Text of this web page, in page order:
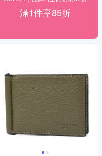
滿1件享85折